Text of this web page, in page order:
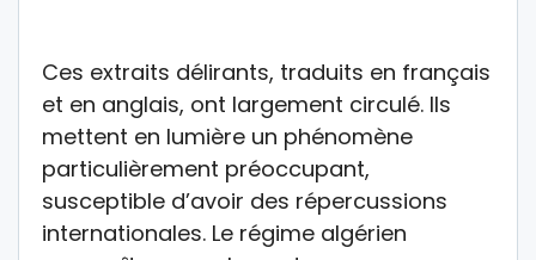
Ces extraits délirants, traduits en français
et en anglais, ont largement circulé. Ils
mettent en lumière un phénomène
particulièrement préoccupant,
susceptible d’avoir des répercussions
internationales. Le régime algérien